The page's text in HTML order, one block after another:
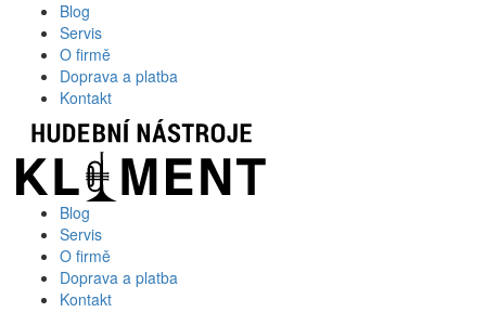
Blog
Servis
O firmě
Doprava a platba
Kontakt
Blog
Servis
O firmě
Doprava a platba
Kontakt